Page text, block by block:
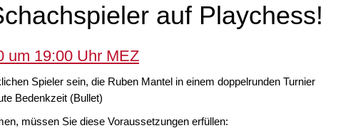
auf Playchess!
um 19:00 Uhr MEZ
Spieler sein, die Ruben Mantel in einem doppelrunden Turnier
Bedenkzeit (Bullet)
müssen Sie diese Voraussetzungen erfüllen: